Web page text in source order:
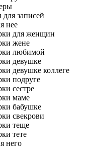
для записей
нее
для женщин
жене
любимой
девушке
девушке коллеге
подруге
сестре
маме
бабушке
свекрови
теще
тете
него